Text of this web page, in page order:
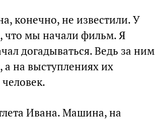
конечно, не известили. У
что мы начали фильм. Я
догадываться. Ведь за ним
а на выступлениях их
Ивана. Машина, на